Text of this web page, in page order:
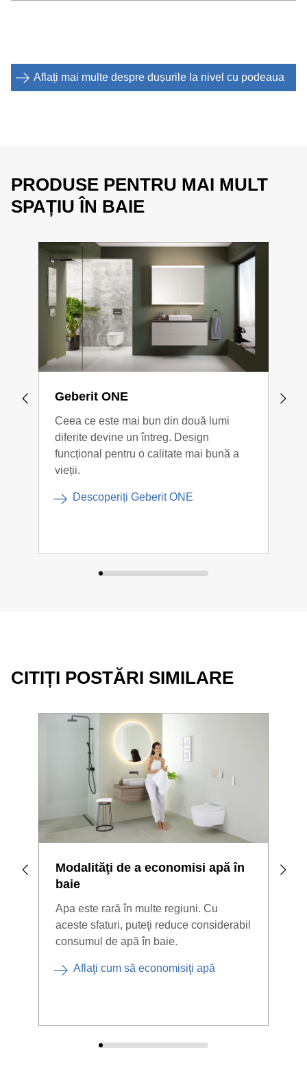
Aflați mai multe despre dușurile la nivel cu podeaua
PRODUSE PENTRU MAI MULT
SPAȚIU ÎN BAIE
Geberit ONE
Ceea ce este mai bun din două lumi
diferite devine un întreg. Design
funcțional pentru o calitate mai bună a
vieții.
Descoperiți Geberit ONE
CITIȚI POSTĂRI SIMILARE
Modalităţi de a economisi apă în
baie
Apa este rară în multe regiuni. Cu
aceste sfaturi, puteţi reduce considerabil
consumul de apă în baie.
Aflaţi cum să economisiţi apă